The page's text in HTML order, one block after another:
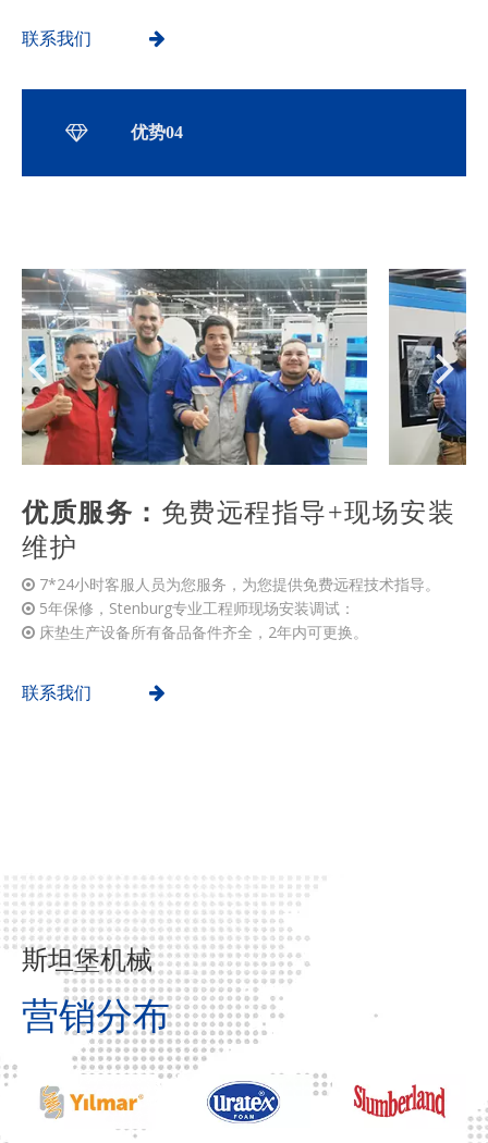
联系我们
优势04
优质服务： 免费远程指导+现场安装
维护
 7*24小时客服人员为您服务，为您提供免费远程技术指导。
 5年保修，Stenburg专业工程师现场安装调试：
 床垫生产设备所有备品备件齐全，2年内可更换。
联系我们
斯坦堡机械
营销分布